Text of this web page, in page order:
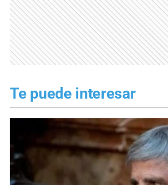
Te puede interesar